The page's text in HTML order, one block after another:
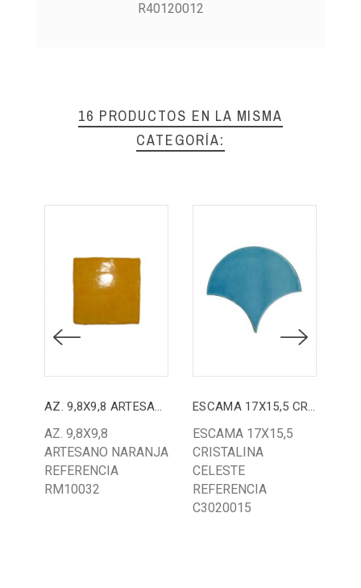
R40120012
16 PRODUCTOS EN LA MISMA
CATEGORÍA:
AZ. 9,8X9,8 ARTESANO NARANJA
AZ. 9,8X9,8
ARTESANO NARANJA
REFERENCIA
RM10032
ESCAMA 17X15,5 CRISTALINA CELESTE
ESCAMA 17X15,5
CRISTALINA
CELESTE
REFERENCIA
C3020015